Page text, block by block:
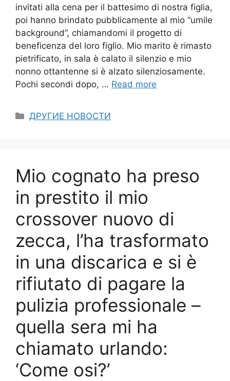
invitati alla cena per il battesimo di nostra figlia,
poi hanno brindato pubblicamente al mio “umile
background”, chiamandomi il progetto di
beneficenza del loro figlio. Mio marito è rimasto
pietrificato, in sala è calato il silenzio e mio
nonno ottantenne si è alzato silenziosamente.
Pochi secondi dopo, … Read more
Categories
ДРУГИЕ НОВОСТИ
Mio cognato ha preso
in prestito il mio
crossover nuovo di
zecca, l’ha trasformato
in una discarica e si è
rifiutato di pagare la
pulizia professionale –
quella sera mi ha
chiamato urlando:
‘Come osi?’